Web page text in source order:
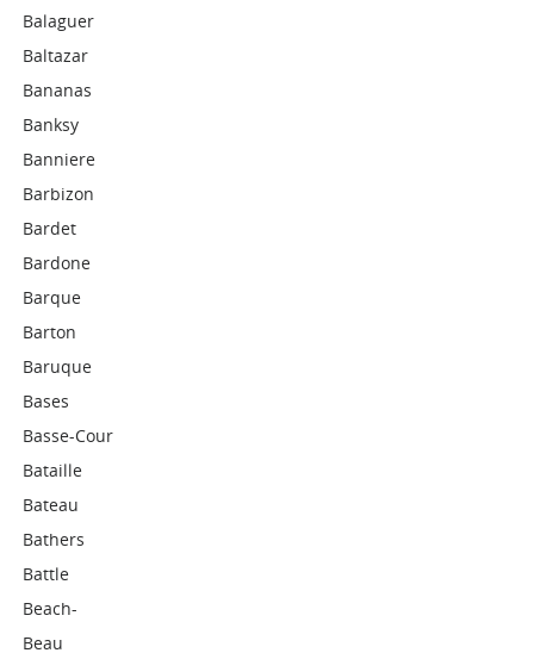
Balaguer
Baltazar
Bananas
Banksy
Banniere
Barbizon
Bardet
Bardone
Barque
Barton
Baruque
Bases
Basse-Cour
Bataille
Bateau
Bathers
Battle
Beach-
Beau